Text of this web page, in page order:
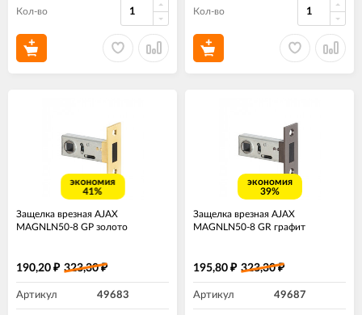
Кол-во Кол-во
экономия
41%
Защелка врезная AJAX
MAGNLN50-8 GP золото
190,20 ₽ 323,30₽
Артикул 49683
экономия
39%
Защелка врезная AJAX
MAGNLN50-8 GR графит
195,80 ₽ 323,30₽
Артикул 49687